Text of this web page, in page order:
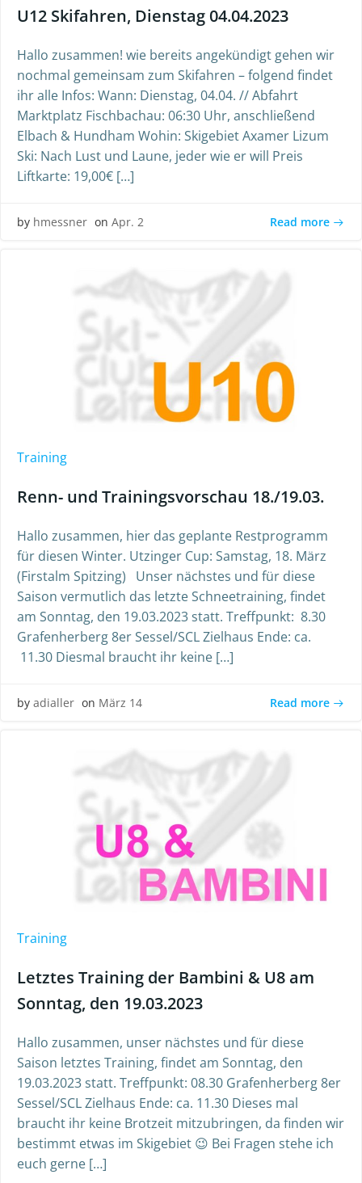
U12 Skifahren, Dienstag 04.04.2023
Hallo zusammen! wie bereits angekündigt gehen wir
nochmal gemeinsam zum Skifahren – folgend findet
ihr alle Infos: Wann: Dienstag, 04.04. // Abfahrt
Marktplatz Fischbachau: 06:30 Uhr, anschließend
Elbach & Hundham Wohin: Skigebiet Axamer Lizum
Ski: Nach Lust und Laune, jeder wie er will Preis
Liftkarte: 19,00€ […]
by hmessner on Apr. 2 Read more
Training
Renn- und Trainingsvorschau 18./19.03.
Hallo zusammen, hier das geplante Restprogramm
für diesen Winter. Utzinger Cup: Samstag, 18. März
(Firstalm Spitzing) Unser nächstes und für diese
Saison vermutlich das letzte Schneetraining, findet
am Sonntag, den 19.03.2023 statt. Treffpunkt: 8.30
Grafenherberg 8er Sessel/SCL Zielhaus Ende: ca.
11.30 Diesmal braucht ihr keine […]
by adialler on März 14 Read more
Training
Letztes Training der Bambini & U8 am
Sonntag, den 19.03.2023
Hallo zusammen, unser nächstes und für diese
Saison letztes Training, findet am Sonntag, den
19.03.2023 statt. Treffpunkt: 08.30 Grafenherberg 8er
Sessel/SCL Zielhaus Ende: ca. 11.30 Dieses mal
braucht ihr keine Brotzeit mitzubringen, da finden wir
bestimmt etwas im Skigebiet 😉 Bei Fragen stehe ich
euch gerne […]